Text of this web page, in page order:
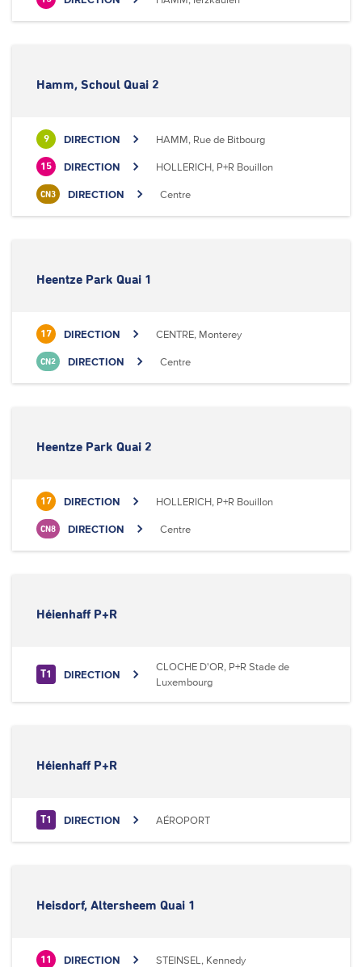
Hamm, Schoul Quai 2
9 DIRECTION HAMM, Rue de Bitbourg
15 DIRECTION HOLLERICH, P+R Bouillon
CN3 DIRECTION Centre
Heentze Park Quai 1
17 DIRECTION CENTRE, Monterey
CN2 DIRECTION Centre
Heentze Park Quai 2
17 DIRECTION HOLLERICH, P+R Bouillon
CN8 DIRECTION Centre
Héienhaff P+R
T1 DIRECTION
CLOCHE D'OR, P+R Stade de
Luxembourg
Héienhaff P+R
T1 DIRECTION AÉROPORT
Heisdorf, Altersheem Quai 1
11 DIRECTION STEINSEL, Kennedy